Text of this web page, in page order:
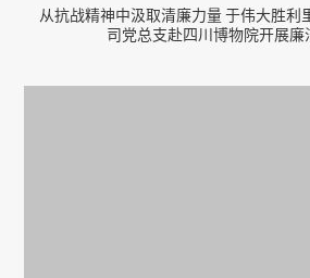
从抗战精神中汲取清廉力量 于伟大胜
司党总支赴四川博物院开展廉